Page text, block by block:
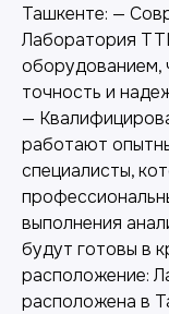
Ташкенте: —
Лаборатория
оборудованием,
точность и
—
работают
специалисты,
выполнения
будут готовы в
расположение:
расположена в
Другие